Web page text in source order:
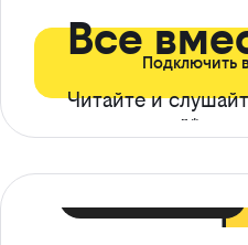
Все
Читайте и
ограничений*
Подключить